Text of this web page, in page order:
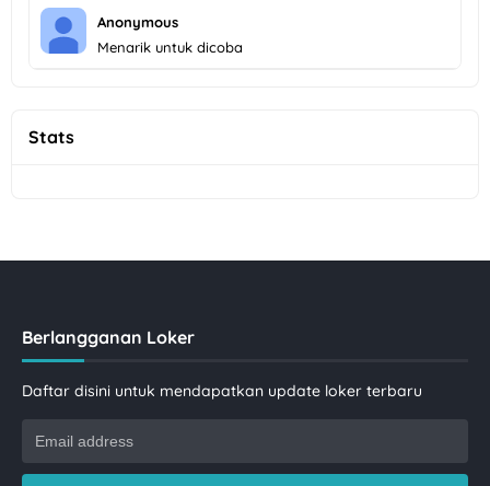
Anonymous
Menarik untuk dicoba
Stats
Berlangganan Loker
Daftar disini untuk mendapatkan update loker terbaru